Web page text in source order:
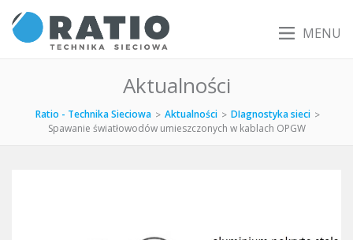
MENU
Aktualności
Ratio - Technika Sieciowa > Aktualności > DIagnostyka sieci >
Spawanie światłowodów umieszczonych w kablach OPGW